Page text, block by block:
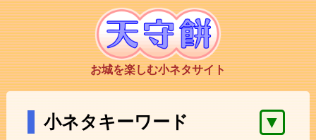
お城を楽しむ小ネタサイト
小ネタキーワード ▼